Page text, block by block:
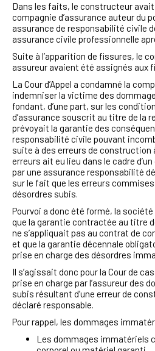
Dans les faits, le constructeur
compagnie d’assurance auteur du
assurance de responsabilité civile
assurance civile professionnelle
Suite à l’apparition de fissures, le
assureur avaient été assignés aux
La Cour d’Appel a condamné la
indemniser la victime des
fondant, d’une part, sur les
d’assurance souscrit au titre de la
prévoyait la garantie des
responsabilité civile pouvant
suite à des erreurs de construction
erreurs ait eu lieu dans le cadre
par une assurance responsabilité
sur le fait que les erreurs
désordres subis.
Pourvoi a donc été formé, la
que la garantie contractée au titre
ne s’appliquait pas au contrat de
et que la garantie décennale
prise en charge des désordres
Il s’agissait donc pour la Cour de
prise en charge par l’assureur des
subis résultant d’une erreur de
déclaré responsable.
Pour rappel, les dommages
Les dommages immatériels